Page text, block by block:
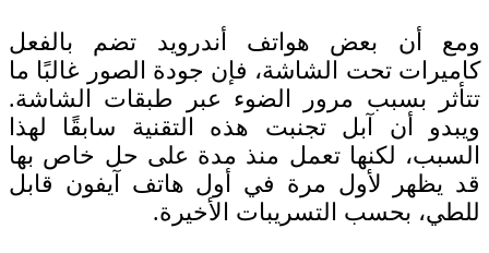
ومع أن بعض هواتف أندرويد تضم بالفعل
كاميرات تحت الشاشة، فإن جودة الصور غالبًا ما
تتأثر بسبب مرور الضوء عبر طبقات الشاشة.
ويبدو أن آبل تجنبت هذه التقنية سابقًا لهذا
السبب، لكنها تعمل منذ مدة على حل خاص بها
قد يظهر لأول مرة في أول هاتف آيفون قابل
للطي، بحسب التسريبات الأخيرة.